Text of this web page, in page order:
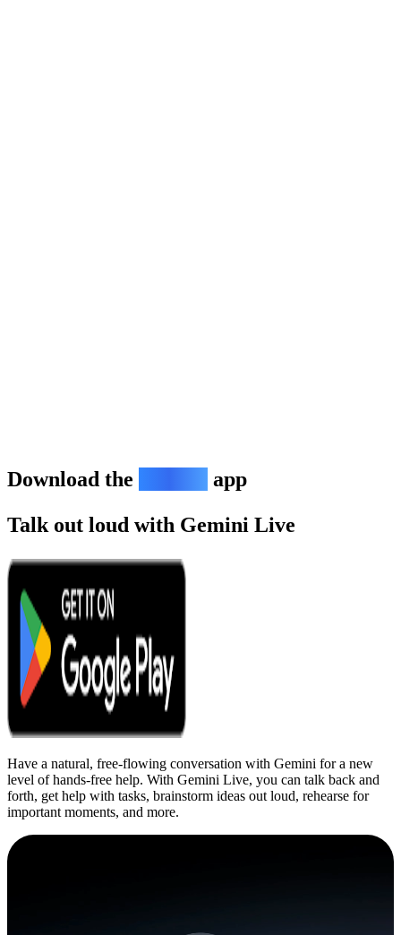
Download the
app
Talk out loud with Gemini Live
Have a natural, free-flowing conversation with Gemini for a new
level of hands-free help. With Gemini Live, you can talk back and
forth, get help with tasks, brainstorm ideas out loud, rehearse for
important moments, and more.